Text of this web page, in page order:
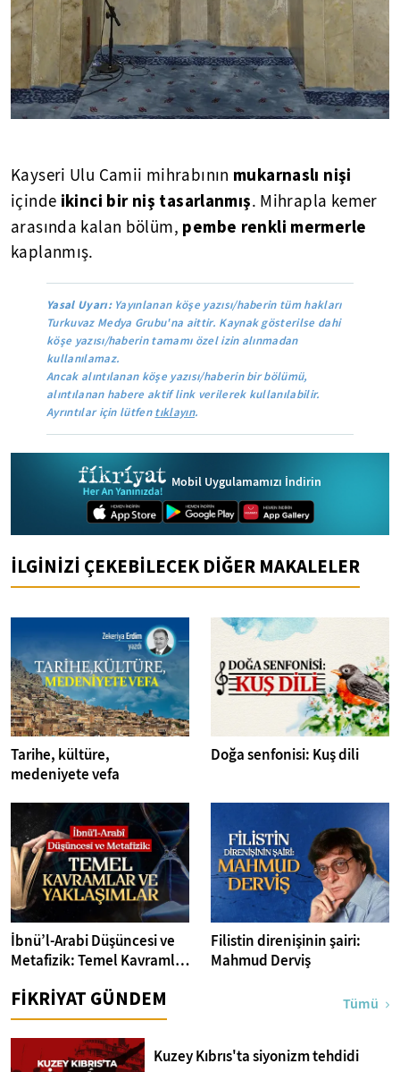
Kayseri Ulu Camii mihrabının mukarnaslı nişi
içinde ikinci bir niş tasarlanmış. Mihrapla kemer
arasında kalan bölüm, pembe renkli mermerle
kaplanmış.
Yasal Uyarı:Yayınlanan köşe yazısı/haberin tüm hakları
Turkuvaz Medya Grubu'na aittir. Kaynak gösterilse dahi
köşe yazısı/haberin tamamı özel izin alınmadan
kullanılamaz.
Ancak alıntılanan köşe yazısı/haberin bir bölümü,
alıntılanan habere aktif link verilerek kullanılabilir.
Ayrıntılar için lütfentıklayın.
Mobil Uygulamamızı İndirin
İLGİNİZİ ÇEKEBİLECEK DİĞER MAKALELER
Tarihe, kültüre,
medeniyete vefa
Doğa senfonisi: Kuş dili
İbnü’l-Arabi Düşüncesi ve
Metafizik: Temel Kavramlar
Filistin direnişinin şairi:
Mahmud Derviş
FİKRİYAT GÜNDEM Tümü
Kuzey Kıbrıs'ta siyonizm tehdidi